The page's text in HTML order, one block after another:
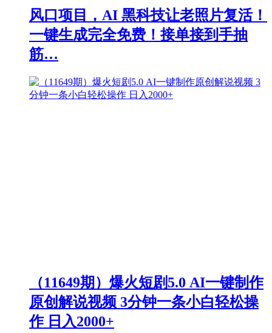
风口项目，AI 黑科技让老照片复活！
一键生成完全免费！接单接到手抽
筋…
（11649期）爆火短剧5.0 AI一键制作
原创解说视频 3分钟一条小白轻松操
作 日入2000+